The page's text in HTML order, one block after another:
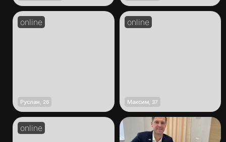
Руслан 26 Максим, 37